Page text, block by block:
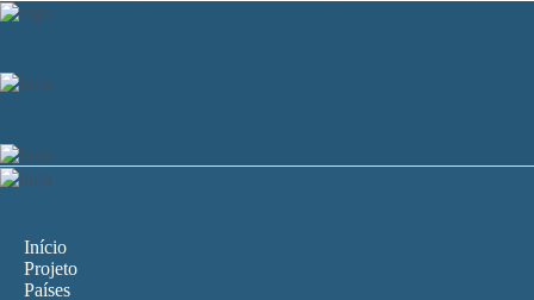
Início
Projeto
Países